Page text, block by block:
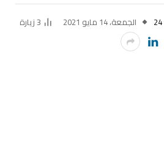
الجمعة، 14 مايو 2021 3زيارة